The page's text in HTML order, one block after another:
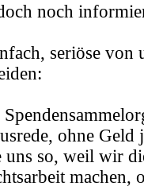
noch
seriöse von
ohne Geld
uns so, weil wir
machen,